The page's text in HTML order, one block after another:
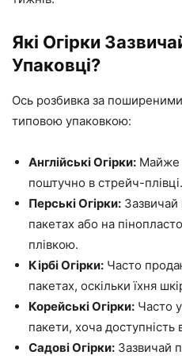
Які Огірки
Упаковці?
Ось розбивка за поширеними
типовою упаковкою:
Англійські Огірки: Майже
поштучно в стрейч-плівці.
Перські Огірки:
пакетах або на
плівкою.
Кірбі Огірки: Часто
пакетах, оскільки їхня
Корейські Огірки: Часто
пакети, хоча доступність
Садові Огірки: Зазвичай